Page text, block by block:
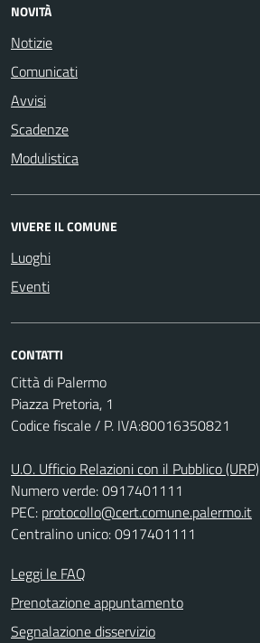
NOVITÀ
Notizie
Comunicati
Avvisi
Scadenze
Modulistica
VIVERE IL COMUNE
Luoghi
Eventi
CONTATTI
Città di Palermo
Piazza Pretoria, 1
Codice fiscale / P. IVA:80016350821
U.O. Ufficio Relazioni con il Pubblico (URP)
Numero verde: 0917401111
PEC: protocollo@cert.comune.palermo.it
Centralino unico: 0917401111
Leggi le FAQ
Prenotazione appuntamento
Segnalazione disservizio